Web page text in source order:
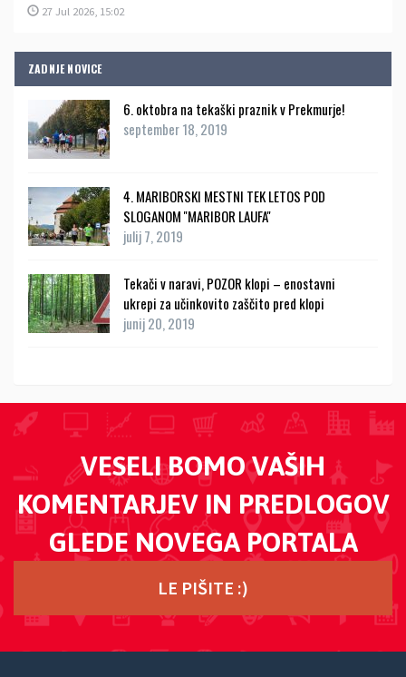
27 Jul 2026, 15:02
ZADNJE NOVICE
6. oktobra na tekaški praznik v Prekmurje!
september 18, 2019
4. MARIBORSKI MESTNI TEK LETOS POD
SLOGANOM ''MARIBOR LAUFA''
julij 7, 2019
Tekači v naravi, POZOR klopi – enostavni
ukrepi za učinkovito zaščito pred klopi
junij 20, 2019
VESELI BOMO VAŠIH
KOMENTARJEV IN PREDLOGOV
GLEDE NOVEGA PORTALA
LE PIŠITE :)